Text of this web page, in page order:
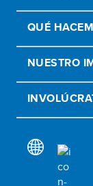
QUÉ
NUESTRO